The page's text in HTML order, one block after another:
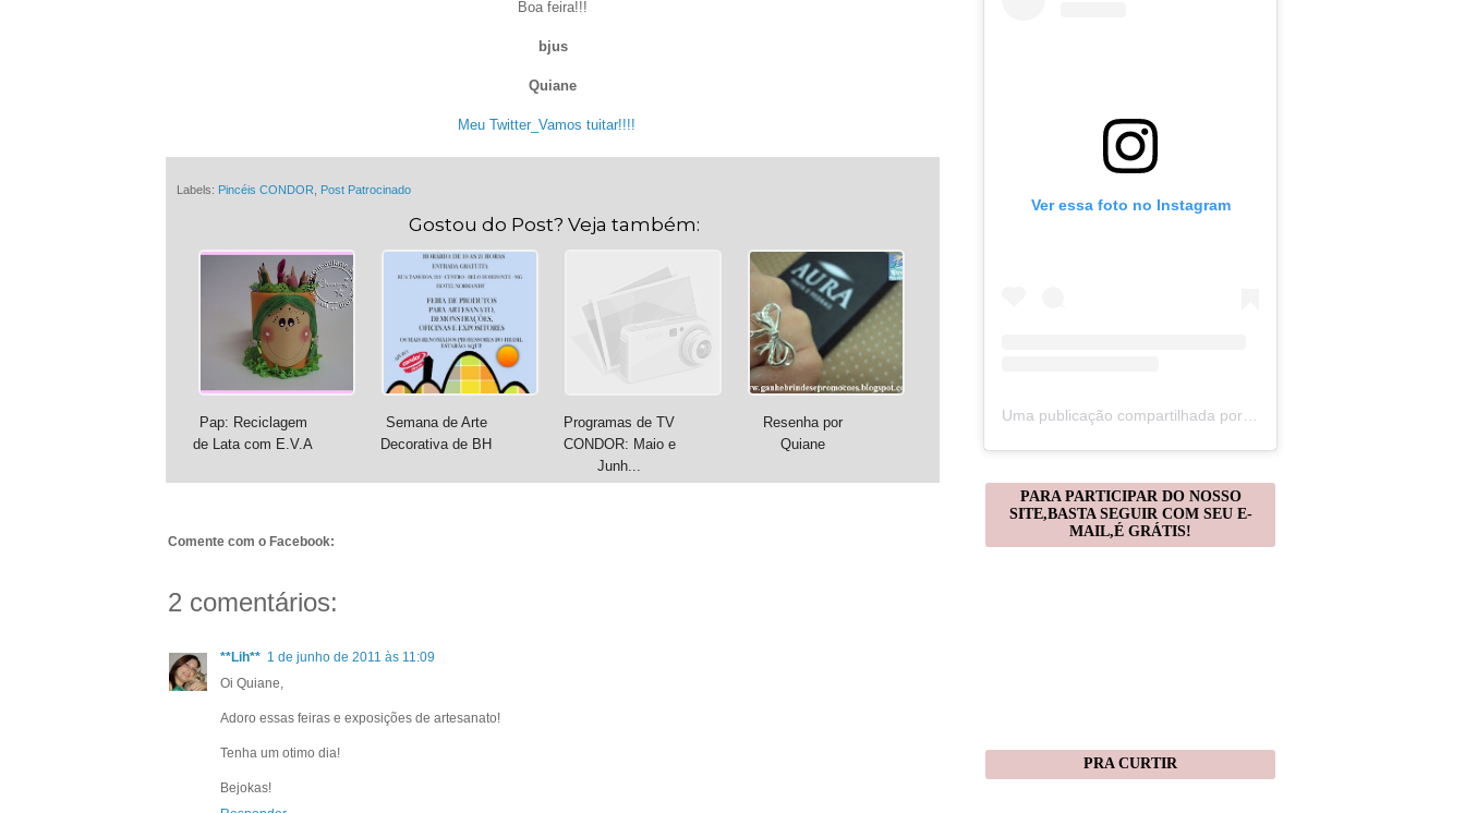
Boa feira!!!
bjus
Quiane
Meu Twitter_Vamos tuitar!!!!
Labels: Pincéis CONDOR Post Patrocinado
Gostou do Post? Veja também:
Pap: Reciclagem
de Lata com E.V.A
Semana de Arte
Decorativa de BH
Programas de TV
CONDOR: Maio e
Junh...
Resenha por
Quiane
Comente com o Facebook:
2 comentários:
**Lih** 1 de junho de 2011 às 11:09
Oi Quiane,
Adoro essas feiras e exposições de artesanato!
Tenha um otimo dia!
Bejokas!
Ver essa foto no Instagram
Uma publicação compartilhada por Christiane Gonçalves (@artecomquiane)
PARA PARTICIPAR DO NOSSO
SITE,BASTA SEGUIR COM SEU E-
MAIL,É GRÁTIS!
PRA CURTIR